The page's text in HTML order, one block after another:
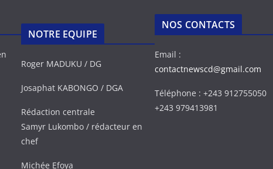
NOTRE EQUIPE
Roger MADUKU / DG
Josaphat KABONGO / DGA
Rédaction centrale
Samyr Lukombo / rédacteur en
chef
Michée Efoya
NOS CONTACTS
Email :
contactnewscd@gmail.com
Téléphone : +243 912755050
+243 979413981